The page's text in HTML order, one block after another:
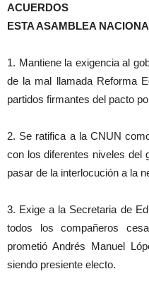
ACUERDOS
ESTA ASAMBLEA
1. Mantiene la exigencia al
de la mal llamada Reforma
partidos firmantes del pacto
2. Se ratifica a la CNUN
con los diferentes niveles del
pasar de la interlocución a la
3. Exige a la Secretaria de
todos los compañeros
prometió Andrés Manuel
siendo presiente electo.